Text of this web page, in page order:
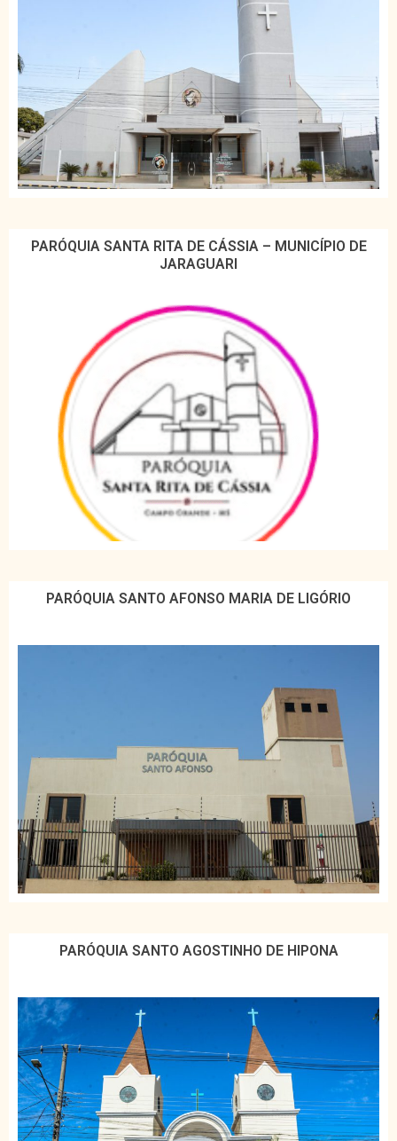
PARÓQUIA SANTA RITA DE CÁSSIA – MUNICÍPIO DE
JARAGUARI
PARÓQUIA SANTO AFONSO MARIA DE LIGÓRIO
PARÓQUIA SANTO AGOSTINHO DE HIPONA